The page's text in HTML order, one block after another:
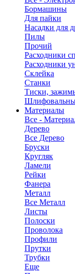
Бормашины
Для пайки
Насадки для
Пилы
Прочий
Расходники
Расходники
Склейка
Станки
Тиски,
Материалы
Все -
Дерево
Все Дерево
Бруски
Кругляк
Ламели
Рейки
Фанера
Металл
Все Металл
Листы
Полоски
Проволока
Профили
Прутки
Трубки
Еще